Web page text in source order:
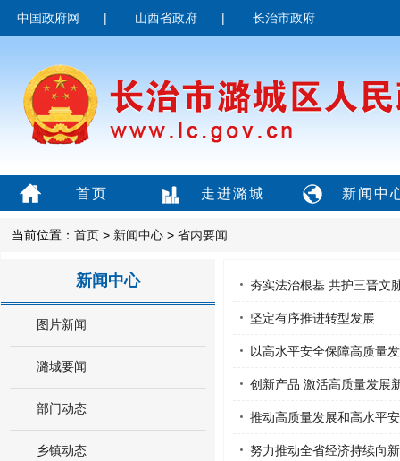
中国政府网 | 山西省政府 | 长治市政府
首页 走进潞城 新闻中
当前位置： 首页 > 新闻中心 > 省内要闻
新闻中心
图片新闻
潞城要闻
部门动态
乡镇动态
夯实法治根基 共护三晋文
坚定有序推进转型发展
以高水平安全保障高质量
创新产品 激活高质量发展
推动高质量发展和高水平
努力推动全省经济持续向